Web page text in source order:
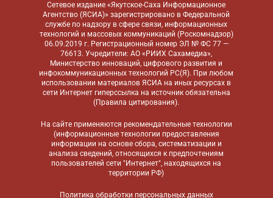
Сетевое издание «Якутское-Саха Информационное
Агентство (ЯСИА)» зарегистрировано в Федеральной
службе по надзору в сфере связи, информационных
технологий и массовых коммуникаций (Роскомнадзор)
06.09.2019 г. Регистрационный номер ЭЛ № ФС 77 —
76613. Учредители: АО «РИИХ Сахамедиа»,
Министерство инноваций, цифрового развития и
инфокоммуникационных технологий РС(Я). При любом
использовании материалов ЯСИА на иных ресурсах в
сети Интернет гиперссылка на источник обязательна
(Правила цитирования).
На сайте применяются рекомендательные технологии
(информационные технологии предоставления
информации на основе сбора, систематизации и
анализа сведений, относящихся к предпочтениям
пользователей сети "Интернет", находящихся на
территории РФ)
Политика обработки персональных данных